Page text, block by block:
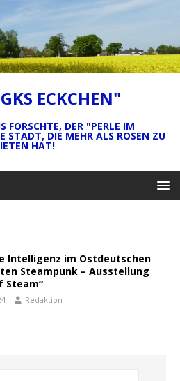
ECKCHEN"
FORSCHTE, DER "PERLE IM
STADT, DIE MEHR ALS ROSEN ZU
HAT!
Intelligenz im Ostdeutschen
Steampunk – Ausstellung
Steam“
Redaktion